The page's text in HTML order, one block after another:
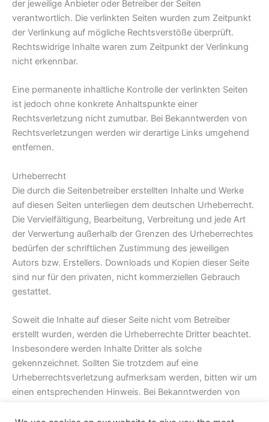
der jeweilige Anbieter oder Betreiber der Seiten
verantwortlich. Die verlinkten Seiten wurden zum Zeitpunkt
der Verlinkung auf mögliche Rechtsverstöße überprüft.
Rechtswidrige Inhalte waren zum Zeitpunkt der Verlinkung
nicht erkennbar.
Eine permanente inhaltliche Kontrolle der verlinkten Seiten
ist jedoch ohne konkrete Anhaltspunkte einer
Rechtsverletzung nicht zumutbar. Bei Bekanntwerden von
Rechtsverletzungen werden wir derartige Links umgehend
entfernen.
Urheberrecht
Die durch die Seitenbetreiber erstellten Inhalte und Werke
auf diesen Seiten unterliegen dem deutschen Urheberrecht.
Die Vervielfältigung, Bearbeitung, Verbreitung und jede Art
der Verwertung außerhalb der Grenzen des Urheberrechtes
bedürfen der schriftlichen Zustimmung des jeweiligen
Autors bzw. Erstellers. Downloads und Kopien dieser Seite
sind nur für den privaten, nicht kommerziellen Gebrauch
gestattet.
Soweit die Inhalte auf dieser Seite nicht vom Betreiber
erstellt wurden, werden die Urheberrechte Dritter beachtet.
Insbesondere werden Inhalte Dritter als solche
gekennzeichnet. Sollten Sie trotzdem auf eine
Urheberrechtsverletzung aufmerksam werden, bitten wir um
einen entsprechenden Hinweis. Bei Bekanntwerden von